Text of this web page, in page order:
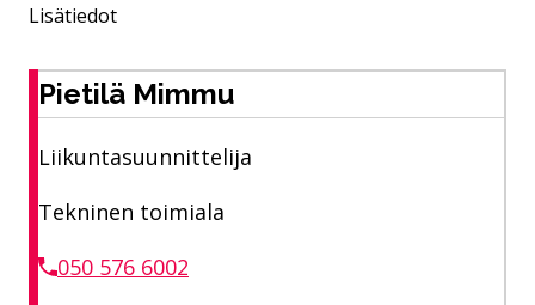
Lisätiedot
Pietilä Mimmu
Liikuntasuunnittelija
Tekninen toimiala
050 576 6002